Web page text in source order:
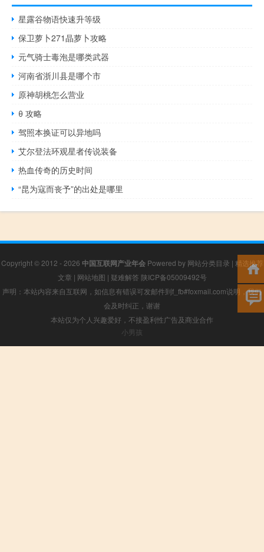
星露谷物语快速升等级
保卫萝卜271晶萝卜攻略
元气骑士毒泡是哪类武器
河南省浙川县是哪个市
原神胡桃怎么营业
θ 攻略
驾照本换证可以异地吗
艾尔登法环观星者传说装备
热血传奇的历史时间
“昆为寇而丧予”的出处是哪里
Copyright © 2012 - 2026 中国互联网产业年会Powered by 网站分类目录 | 精选推荐
文章 | 网站地图 | 疑难解答 陕ICP备05009492号
声明：本站内容来自互联网，如信息有错误可发邮件到f_fb#foxmail.com说明，我们
会及时纠正，谢谢
本站仅为个人兴趣爱好，不接盈利性广告及商业合作
小男孩